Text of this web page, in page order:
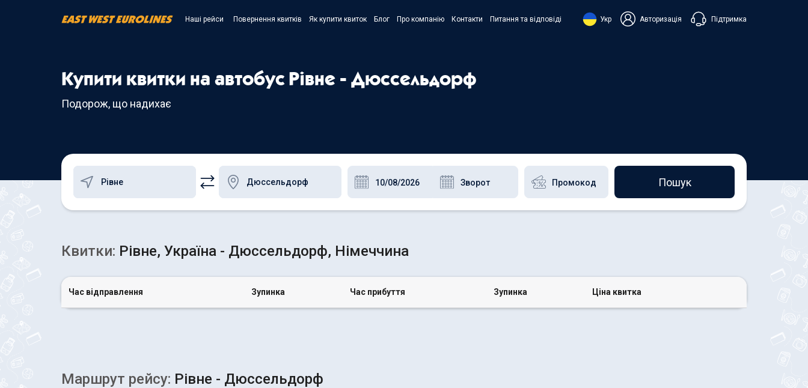
Наші рейси Повернення квитків Як купити квиток Блог Про компанію Контакти Питання та відповіді Укр Авторизація Підтримка
Чат в Messenger
Купити квитки на автобус Рівне - Дюссельдорф
Подорож, що надихає
Пошук
Квитки: Рівне, Україна - Дюссельдорф, Німеччина
Час відправлення Зупинка Час прибуття Зупинка Ціна квитка
Маршрут рейсу: Рівне - Дюссельдорф